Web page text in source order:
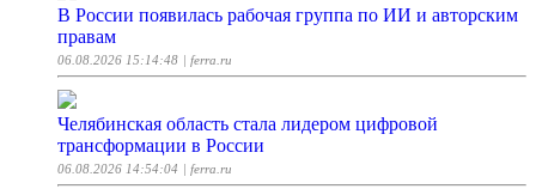
В России появилась рабочая группа по ИИ и авторским
правам
06.08.2026 15:14:48 | ferra.ru
Челябинская область стала лидером цифровой
трансформации в России
06.08.2026 14:54:04 | ferra.ru